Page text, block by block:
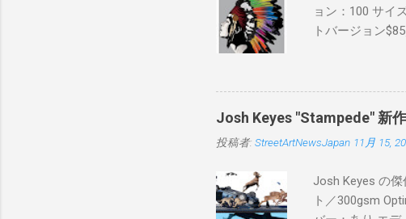
ョン：100 サイ
トバージョン
Josh Keyes "Stampede" 新
投稿者: StreetArtNewsJapan 11月 15,
Josh Keyes の
ト／300gsm